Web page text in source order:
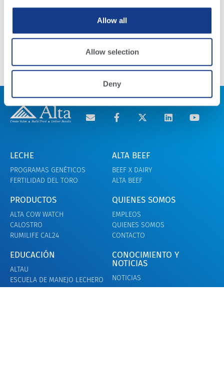
Allow all
Allow selection
Deny
LECHE
PROGRAMAS GENÉTICOS
FERTILIDAD DEL TORO
ALTA BEEF
BEEF X DAIRY
ALTA BEEF
PRODUCTOS
ALTA COW WATCH
CALOSTRO
RUMILIFE CAL24
QUIENES SOMOS
EMPLEOS
QUIENES SOMOS
CONTACTO
EDUCACIÓN
ALTAU
ESCUELA DE MANEJO LECHERO
CONOCIMIENTO Y
NOTICIAS
NOTICIAS